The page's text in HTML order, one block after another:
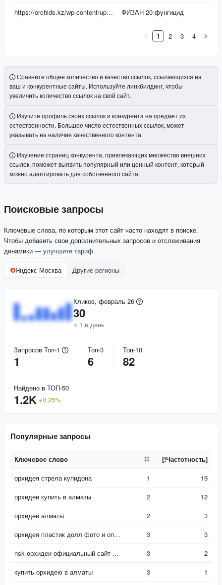
https://orchids.kz/wp-content/uploads/2023/05/1000059118-600x600.jpg ФИЗАН 20 фунгицид
1 2 3 4
Сравните общее количество и качество ссылок, ссылающихся на
ваш и конкурентные сайты. Используйте линкбилдинг, чтобы
увеличить количество ссылок на свой сайт.
Изучите профиль своих ссылок и конкурента на предмет их
естественности. Большое число естественных ссылок, может
указывать на наличие качественного контента.
Изучение страниц конкурента, привлекающих множество внешних
ссылок, поможет выявить популярный или ценный контент, который
можно адаптировать для собственного сайта.
Поисковые запросы
Ключевые слова, по которым этот сайт часто находят в поиске.
Чтобы добавить свои дополнительных запросов и отслеживания
динамики — улучшите тариф.
Яндекс Москва Другие регионы
Кликов, февраль 26
30
≈ 1 в день
Запросов Топ-1
1
Топ-3
6
Топ-10
82
Найдено в ТОП-50
1.2K +0,25%
Популярные запросы
Ключевое слово
[!Частотность]
орхидея стрела купидона 1
19
орхидеи купить в алматы
2
12
орхидеи алматы
2
3
орхидея пластик долл фото и описание
3
3
nsk орхидеи официальный сайт каталог
3
2
купить орхидею в алматы
3
1